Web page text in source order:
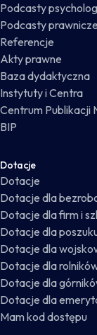
Podcasty
Podcasty prawnicze
Referencje
Akty prawne
Baza dydaktyczna
Instytuty i Centra
Centrum Publikacji
BIP
Dotacje
Dotacje
Dotacje dla
Dotacje dla firm i
Dotacje dla
Dotacje dla
Dotacje dla
Dotacje dla
Dotacje dla
Mam kod dostępu